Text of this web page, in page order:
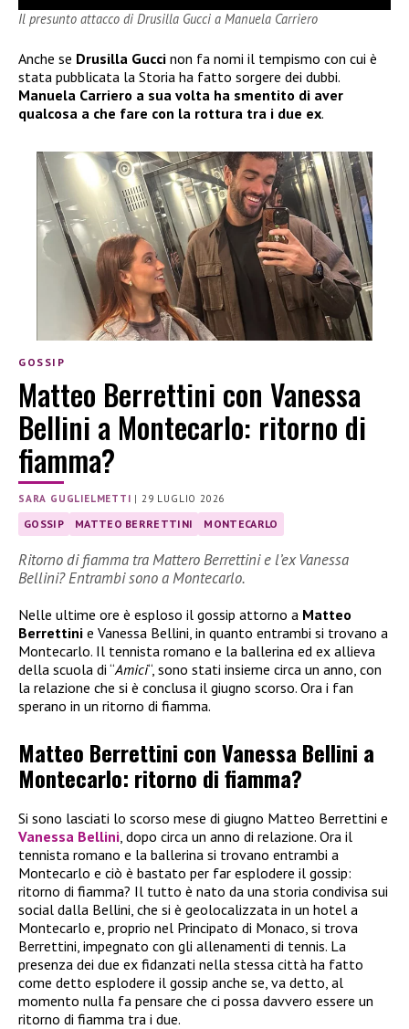
Il presunto attacco di Drusilla Gucci a Manuela Carriero
Anche se Drusilla Gucci non fa nomi il tempismo con cui è
stata pubblicata la Storia ha fatto sorgere dei dubbi.
Manuela Carriero a sua volta ha smentito di aver
qualcosa a che fare con la rottura tra i due ex.
GOSSIP
Matteo Berrettini con Vanessa
Bellini a Montecarlo: ritorno di
fiamma?
SARA GUGLIELMETTI | 29 LUGLIO 2026
GOSSIP MATTEO BERRETTINI MONTECARLO
Ritorno di fiamma tra Mattero Berrettini e l’ex Vanessa
Bellini? Entrambi sono a Montecarlo.
Nelle ultime ore è esploso il gossip attorno a Matteo
Berrettini e Vanessa Bellini, in quanto entrambi si trovano a
Montecarlo. Il tennista romano e la ballerina ed ex allieva
della scuola di “Amici“, sono stati insieme circa un anno, con
la relazione che si è conclusa il giugno scorso. Ora i fan
sperano in un ritorno di fiamma.
Matteo Berrettini con Vanessa Bellini a
Montecarlo: ritorno di fiamma?
Si sono lasciati lo scorso mese di giugno Matteo Berrettini e
Vanessa Bellini , dopo circa un anno di relazione. Ora il
tennista romano e la ballerina si trovano entrambi a
Montecarlo e ciò è bastato per far esplodere il gossip:
ritorno di fiamma? Il tutto è nato da una storia condivisa sui
social dalla Bellini, che si è geolocalizzata in un hotel a
Montecarlo e, proprio nel Principato di Monaco, si trova
Berrettini, impegnato con gli allenamenti di tennis. La
presenza dei due ex fidanzati nella stessa città ha fatto
come detto esplodere il gossip anche se, va detto, al
momento nulla fa pensare che ci possa davvero essere un
ritorno di fiamma tra i due.